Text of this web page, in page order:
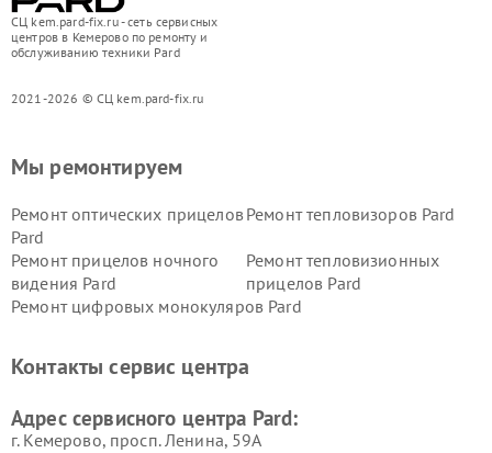
СЦ kem.pard-fix.ru - сеть сервисных
центров в Кемерово по ремонту и
обслуживанию техники Pard
2021-2026 © СЦ kem.pard-fix.ru
Мы ремонтируем
Ремонт оптических прицелов
Pard
Ремонт тепловизоров Pard
Ремонт прицелов ночного
видения Pard
Ремонт тепловизионных
прицелов Pard
Ремонт цифровых монокуляров Pard
Контакты сервис центра
Адрес сервисного центра Pard:
г. Кемерово, просп. Ленина, 59А